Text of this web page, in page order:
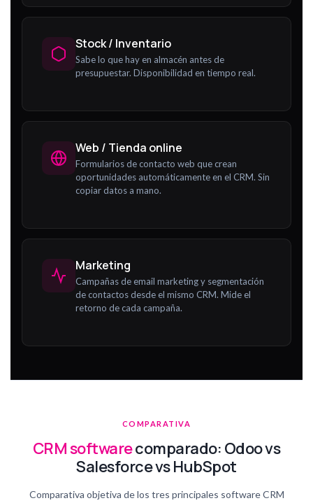
Stock / Inventario
Sabe lo que hay en almacén antes de
presupuestar. Disponibilidad en tiempo real.
Web / Tienda online
Formularios de contacto web que crean
oportunidades automáticamente en el CRM. Sin
copiar datos a mano.
Marketing
Campañas de email marketing y segmentación
de contactos desde el mismo CRM. Mide el
retorno de cada campaña.
COMPARATIVA
CRM softwarecomparado: Odoo vs
Salesforce vs HubSpot
Comparativa objetiva de los tres principales software CRM